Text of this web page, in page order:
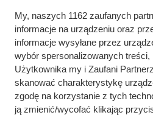
ujawnili pochodzenie mięsa z
park handlowy ma
My, naszych 1162 zaufanych
informacje na urządzeniu oraz
informacje wysyłane przez
wybór spersonalizowanych treści,
Użytkownika my i Zaufani
skanować charakterystykę
zgodę na korzystanie z tych
ją zmienić/wycofać klikając